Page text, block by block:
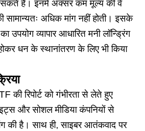
सकते हैं। इनमें अक्सर कम मूल्य की वे
सामान्यतः अधिक मांग नहीं होती। इसके
उपयोग व्यापार आधारित मनी लॉन्ड्रिंग
धन के स्थानांतरण के लिए भी किया
की रिपोर्ट को गंभीरता से लेते हुए
और सोशल मीडिया कंपनियों से
की है। साथ ही, साइबर आतंकवाद पर